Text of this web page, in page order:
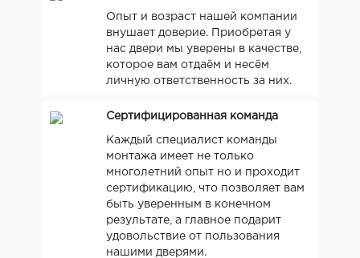
Опыт и возраст нашей компании
внушает доверие. Приобретая у
нас двери мы уверены в качестве,
которое вам отдаём и несём
личную ответственность за них.
Сертифицированная команда
Каждый специалист команды
монтажа имеет не только
многолетний опыт но и проходит
сертификацию, что позволяет вам
быть уверенным в конечном
результате, а главное подарит
удовольствие от пользования
нашими дверями.